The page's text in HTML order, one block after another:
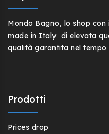
Mondo Bagno, lo shop
made in Italy di elevata
qualità garantita nel tempo
Prodotti
Prices drop